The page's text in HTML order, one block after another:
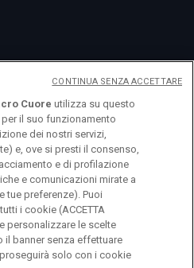
Cuore Largo A.
PI 02133120150
Cuore utilizza su questo
il suo funzionamento
dei nostri servizi,
e, ove si presti il consenso,
e di profilazione
e comunicazioni mirate a
tue preferenze). Puoi
i cookie (ACCETTA
personalizzare le scelte
il banner senza effettuare
solo con i cookie
CONTINUA SENZA ACCETTARE